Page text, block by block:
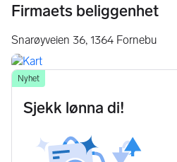
Firmaets beliggenhet
Snarøyveien 36, 1364 Fornebu